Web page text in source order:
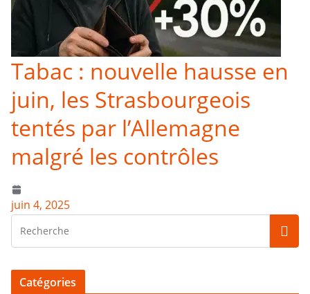
Tabac : nouvelle hausse en
juin, les Strasbourgeois
tentés par l’Allemagne
malgré les contrôles
juin 4, 2025
Catégories